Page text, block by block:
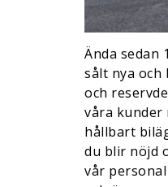
Ända sedan
sålt nya
och
våra
hållbart
du blir nöjd
vår